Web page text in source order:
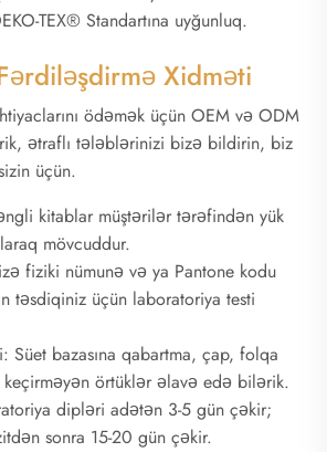
TEX® Standartına uyğunluq.
Xidməti
ödəmək üçün OEM və ODM
ətraflı tələblərinizi bizə bildirin, biz
üçün.
kitablar müştərilər tərəfindən yük
mövcuddur.
fiziki nümunə və ya Pantone kodu
təsdiqiniz üçün laboratoriya testi
Süet bazasına qabartma, çap, folqa
keçirməyən örtüklər əlavə edə bilərik.
dipləri adətən 3-5 gün çəkir;
sonra 15-20 gün çəkir.